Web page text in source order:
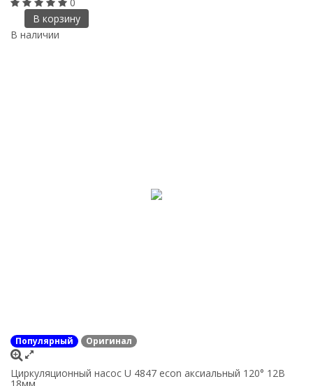
В корзину
В наличии
Популярный Оригинал
Циркуляционный насос U 4847 econ аксиальный 120° 12В